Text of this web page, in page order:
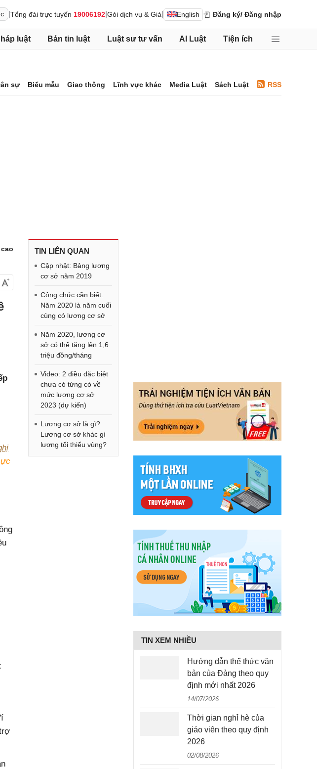
Tổng đài trực tuyến 19006192 Gói dịch vụ & Giá English Đăng ký/ Đăng nhập
luật Bản tin luật Luật sư tư vấn AI Luật Tiện ích
sự Biểu mẫu Giao thông Lĩnh vực khác Media Luật Sách Luật RSS
TIN LIÊN QUAN
Cập nhật: Bảng lương
cơ sở năm 2019
Công chức cần biết:
Năm 2020 là năm cuối
cùng có lương cơ sở
Năm 2020, lương cơ
sở có thể tăng lên 1,6
triệu đồng/tháng
Video: 2 điều đặc biệt
chưa có từng có về
mức lương cơ sở
2023 (dự kiến)
Lương cơ sở là gì?
Lương cơ sở khác gì
lương tối thiểu vùng?
TIN XEM NHIỀU
Hướng dẫn thể thức văn
bản của Đảng theo quy
định mới nhất 2026
14/07/2026
Thời gian nghỉ hè của
giáo viên theo quy định
2026
02/08/2026